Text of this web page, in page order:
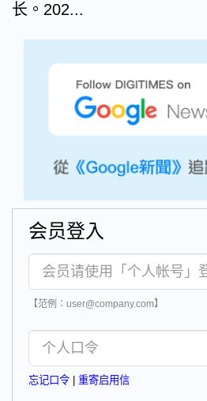
长。202...
会员登入
【范例：user@company.com】
忘记口令 重寄启用信